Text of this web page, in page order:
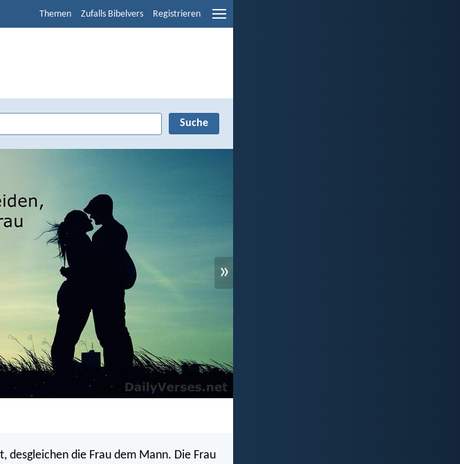
Themen Zufalls Bibelvers Registrieren
»
desgleichen die Frau dem Mann. Die Frau